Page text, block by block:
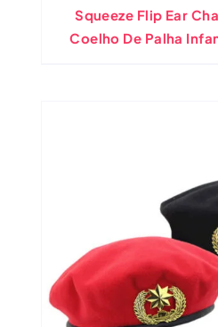
Squeeze Flip Ear
Coelho De Palha